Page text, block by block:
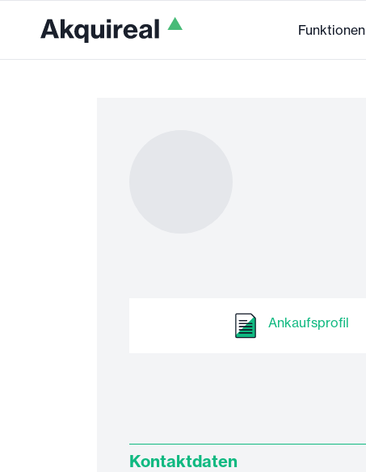
Funktionen
Ankaufsprofil
Kontaktdaten